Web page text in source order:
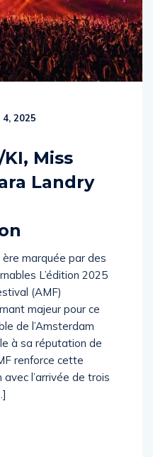
4, 2025
KI, Miss
Landry
marquée par des
L’édition 2025
(AMF)
majeur pour ce
de l’Amsterdam
à sa réputation de
renforce cette
l’arrivée de trois